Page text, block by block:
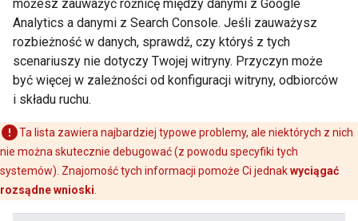
możesz zauważyć różnicę między danymi z Google
Analytics a danymi z Search Console. Jeśli zauważysz
rozbieżność w danych, sprawdź, czy któryś z tych
scenariuszy nie dotyczy Twojej witryny. Przyczyn może
być więcej w zależności od konfiguracji witryny, odbiorców
i składu ruchu.
Ta lista zawiera najbardziej typowe problemy, ale niektórych z nich
nie można skutecznie debugować (z powodu specyfiki tych
systemów). Znajomość tych informacji pomoże Ci jednakwyciągać
rozsądne wnioski.